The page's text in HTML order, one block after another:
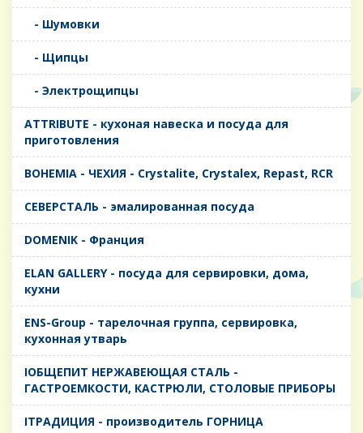
- Шумовки
- Щипцы
- Электрощипцы
ATTRIBUTE - кухоная навеска и посуда для
приготовления
BOHEMIA - ЧЕХИЯ - Crystalite, Crystalex, Repast, RCR
CЕВЕРСТАЛЬ - эмалированная посуда
DOMENIK - Франция
ELAN GALLERY - посуда для сервировки, дома,
кухни
ENS-Group - тарелочная группа, сервировка,
кухонная утварь
IОБЩЕПИТ НЕРЖАВЕЮЩАЯ СТАЛЬ -
ГАСТРОЕМКОСТИ, КАСТРЮЛИ, СТОЛОВЫЕ ПРИБОРЫ
IТРАДИЦИЯ - производитель ГОРНИЦА